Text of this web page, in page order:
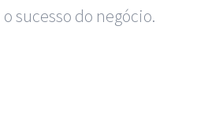
sucesso do negócio.